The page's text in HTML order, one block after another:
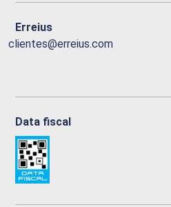
Erreius
clientes@erreius.com
Data fiscal